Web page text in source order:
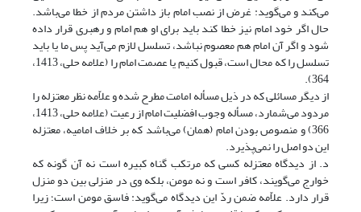
می‌کند و می‌گوید: غرض از نصب امام باز داشتن مردم از خطا می‌باشد.
حال اگر خود امام نیز خطا کند باید برای او هم امام و رهبری قرار داده
شود و اگر آن امام هم معصوم نباشد، تسلسل لازم می‌آید پس ما یا باید
تسلسل را که محال است، قبول کنیم یا عصمت امام را (علامه حلی، 1413،
364).
از دیگر مسائلی که در ذیل مسأله امامت مطرح شده و علاّمه نظر معتزله را
مردود می‌شمارد، مسأله وجوب افضلیت امام از رعیت (علامه حلی، 1413،
366) و منصوص بودن امام (همان) می‌باشد که بر خلاف امامیه، معتزله
این دو اصل را نمی‌پذیرد.
د. ‌از دیدگاه معتزله کسی که مرتکب گناه کبیره است نه آن گونه که
خوارج می‌گویند، کافر است و نه مومن، بلکه وی در منزلی بین دو منزل
قرار دارد. علاّمه ضمن ردّ این دیدگاه می‌‌گوید: فاسق مومن است؛ زیرا